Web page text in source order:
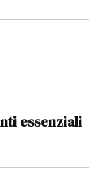
essenziali